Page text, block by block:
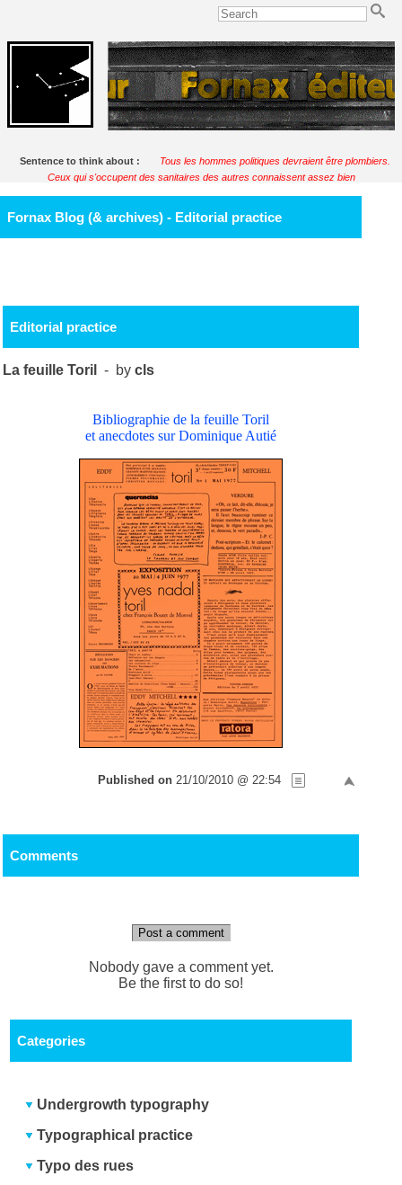
Sentence to think about :
Tous les hommes politiques devraient être plombiers.
Ceux qui s'occupent des sanitaires des autres connaissent assez bien
Fornax Blog (& archives) - Editorial practice
Editorial practice
La feuille Toril - bycls
Bibliographie de la feuille Toril
et anecdotes sur Dominique Autié
Published on 21/10/2010 @ 22:54
Comments
Post a comment
Nobody gave a comment yet.
Be the first to do so!
Categories
Undergrowth typography
Typographical practice
Typo des rues